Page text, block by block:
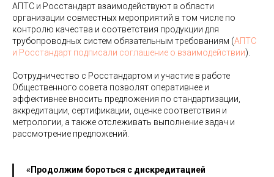
АПТС и Росстандарт взаимодействуют в области
организации совместных мероприятий в том числе по
контролю качества и соответствия продукции для
трубопроводных систем обязательным требованиям (АПТС
и Росстандарт подписали соглашение о взаимодействии).
Сотрудничество с Росстандартом и участие в работе
Общественного совета позволят оперативнее и
эффективнее вносить предложения по стандартизации,
аккредитации, сертификации, оценке соответствия и
метрологии, а также отслеживать выполнение задач и
рассмотрение предложений.
«Продолжим бороться с дискредитацией